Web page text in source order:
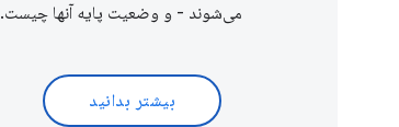
می‌شوند - و وضعیت پایه آنها چیست.
بیشتر بدانید